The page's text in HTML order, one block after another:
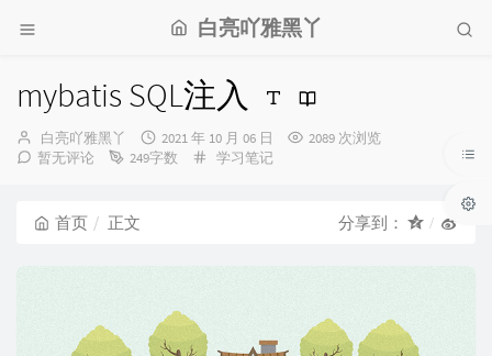
白亮吖雅黑丫
mybatis SQL注入
博
主：
白亮吖雅黑丫
发
布
2021 年 10 月 06 日
2089 次浏览
暂无评论
249字数
分
学习笔记
首页 正文 分享到：